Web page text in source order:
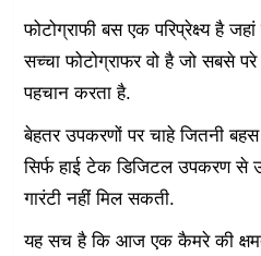
फोटोग्राफी बस एक परिप्रेक्ष्य है
सच्चा फोटोग्राफर वो है जो सबसे
पहचान करता है.
बेहतर उपकरणों पर चाहे जितनी
सिर्फ हाई टेक डिजिटल उपकरण से
गारंटी नहीं मिल सकती.
यह सच है कि आज एक कैमरे की